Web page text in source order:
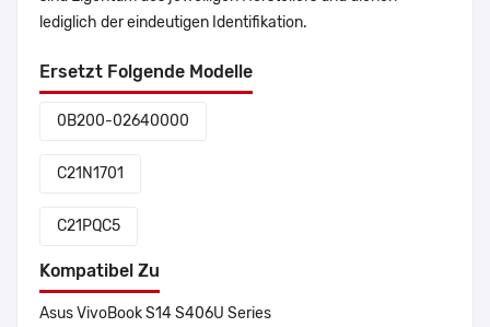
lediglich der eindeutigen Identifikation.
Ersetzt Folgende Modelle
0B200-02640000
C21N1701
C21PQC5
Kompatibel Zu
Asus VivoBook S14 S406U Series